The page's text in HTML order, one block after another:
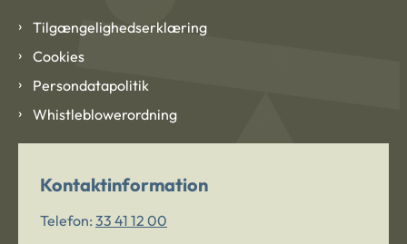
Tilgængelighedserklæring
Cookies
Persondatapolitik
Whistleblowerordning
Kontaktinformation
Telefon: 33 41 12 00